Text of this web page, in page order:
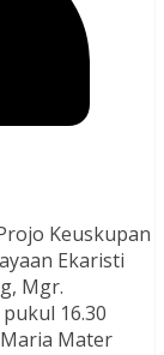
Keuskupan
Ekaristi
Mgr.
16.30
Mater